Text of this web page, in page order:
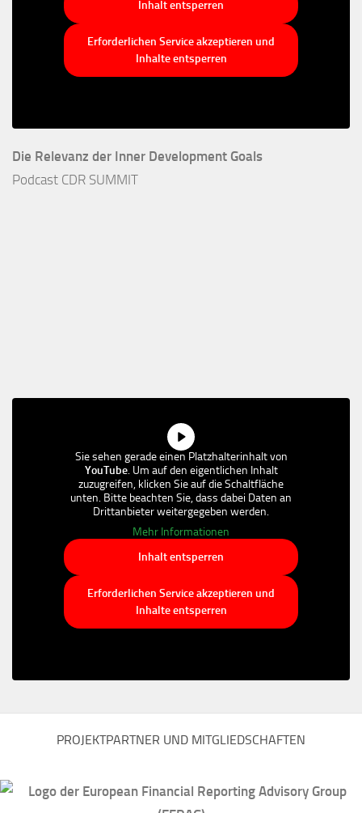
Inhalt entsperren
Erforderlichen Service akzeptieren und
Inhalte entsperren
Die Relevanz der Inner Development Goals
Podcast CDR SUMMIT
Sie sehen gerade einen Platzhalterinhalt von
YouTube. Um auf den eigentlichen Inhalt
zuzugreifen, klicken Sie auf die Schaltfläche
unten. Bitte beachten Sie, dass dabei Daten an
Drittanbieter weitergegeben werden.
Mehr Informationen
Inhalt entsperren
Erforderlichen Service akzeptieren und
Inhalte entsperren
PROJEKTPARTNER UND MITGLIEDSCHAFTEN